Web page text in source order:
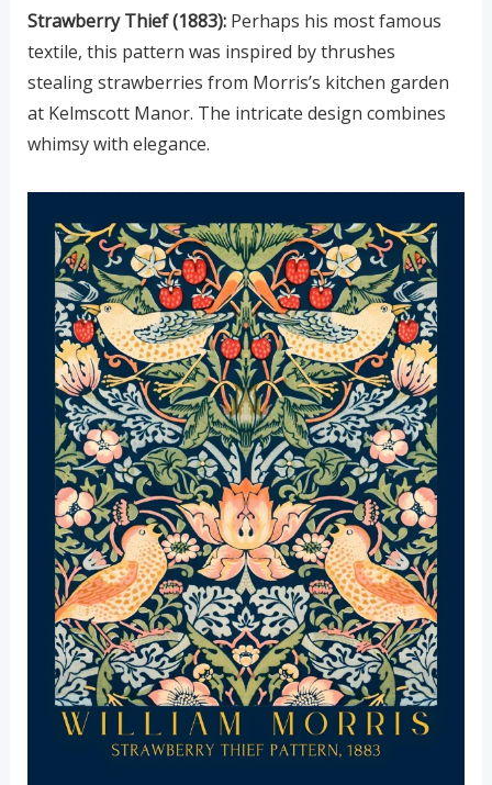
Strawberry Thief (1883):Perhaps his most famous
textile, this pattern was inspired by thrushes
stealing strawberries from Morris’s kitchen garden
at Kelmscott Manor. The intricate design combines
whimsy with elegance.